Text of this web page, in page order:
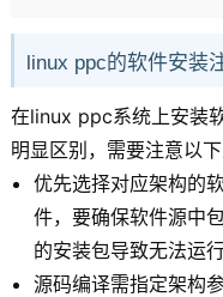
linux ppc的软件安装
在linux ppc系统上安装
明显区别，需要注意以下
优先选择对应架构的
件，要确保软件源中
的安装包导致无法运行
源码编译需指定架构